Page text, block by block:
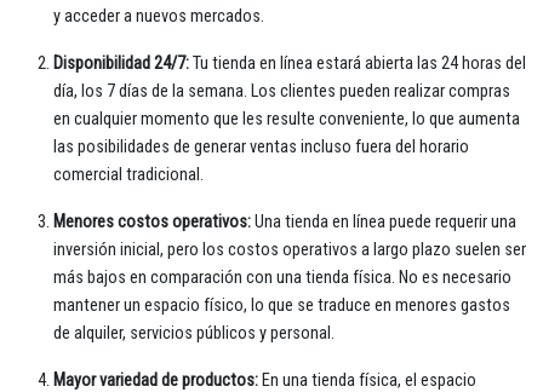
y acceder a nuevos mercados.
Disponibilidad 24/7:Tu tienda en línea estará abierta las 24 horas del
día, los 7 días de la semana. Los clientes pueden realizar compras
en cualquier momento que les resulte conveniente, lo que aumenta
las posibilidades de generar ventas incluso fuera del horario
comercial tradicional.
Menores costos operativos:Una tienda en línea puede requerir una
inversión inicial, pero los costos operativos a largo plazo suelen ser
más bajos en comparación con una tienda física. No es necesario
mantener un espacio físico, lo que se traduce en menores gastos
de alquiler, servicios públicos y personal.
Mayor variedad de productos: En una tienda física, el espacio